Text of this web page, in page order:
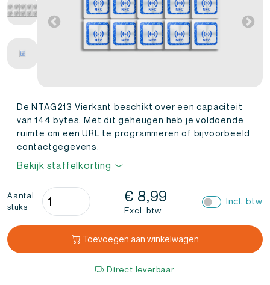
De NTAG213 Vierkant beschikt over een capaciteit
van 144 bytes. Met dit geheugen heb je voldoende
ruimte om een URL te programmeren of bijvoorbeeld
contactgegevens.
Bekijk staffelkorting
Aantal
stuks
NFC
Sticker
vierkant
(10
€ 8,99
Excl. btw
Incl. btw
Toevoegen aan winkelwagen
Direct leverbaar